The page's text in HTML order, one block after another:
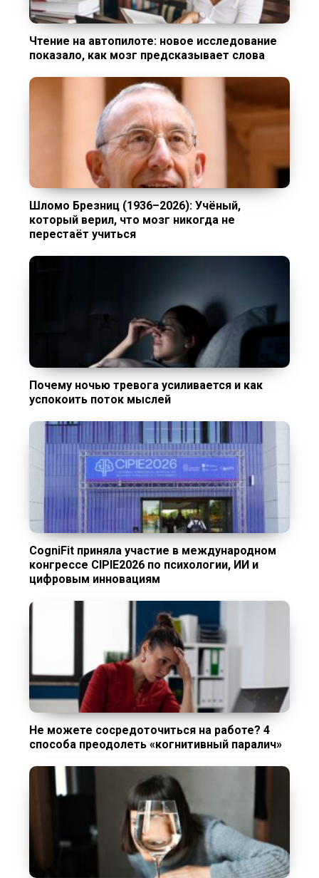
Чтение на автопилоте: новое исследование
показало, как мозг предсказывает слова
Шломо Брезниц (1936–2026): Учёный,
который верил, что мозг никогда не
перестаёт учиться
Почему ночью тревога усиливается и как
успокоить поток мыслей
CogniFit приняла участие в международном
конгрессе CIPIE2026 по психологии, ИИ и
цифровым инновациям
Не можете сосредоточиться на работе? 4
способа преодолеть «когнитивный паралич»